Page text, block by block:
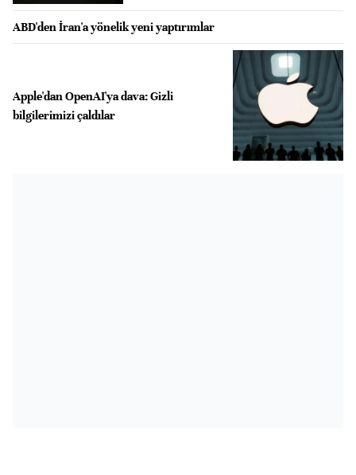
ABD'den İran'a yönelik yeni yaptırımlar
Apple'dan OpenAI'ya dava: Gizli
bilgilerimizi çaldılar